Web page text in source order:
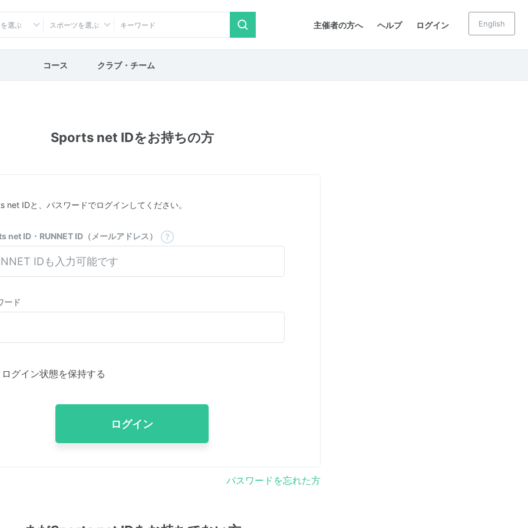
主催者の方へ ヘルプ ログイン
選ぶ スポーツを選ぶ English
コース クラブ・チーム
Sports net IDをお持ちの方
net IDと、パスワードでログインしてください。
net ID・RUNNET ID（メールアドレス）
ード
ログイン状態を保持する
ログイン
パスワードを忘れた方